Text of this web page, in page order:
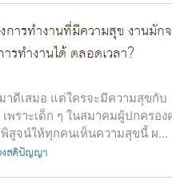
ารทำงานที่มีความสุข งานมัก
รทำงานได้ ตลอดเวลา?
ดีเสมอ แต่ใครจะมีความสุขกับ
ราะเด็ก ๆ ในสมาคมผู้ปกครอง
สูจน์ให้ทุกคนเห็นความสุขนี้ ผ...
งสติปัญญา